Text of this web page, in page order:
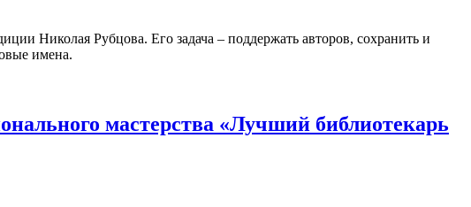
Николая Рубцова. Его задача – поддержать авторов, сохранить и
имена.
мастерства «Лучший библиотекарь